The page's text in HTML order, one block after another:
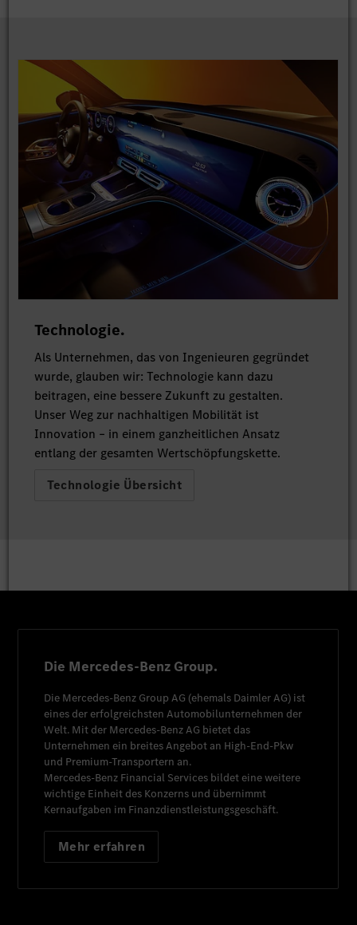
Technologie.
Als Unternehmen, das von Ingenieuren gegründet
wurde, glauben wir: Technologie kann dazu
beitragen, eine bessere Zukunft zu gestalten.
Unser Weg zur nachhaltigen Mobilität ist
Innovation – in einem ganzheitlichen Ansatz
entlang der gesamten Wertschöpfungskette.
Technologie Übersicht
Die Mercedes-Benz Group.
Die Mercedes-Benz Group AG (ehemals Daimler AG) ist
eines der erfolgreichsten Automobilunternehmen der
Welt. Mit der Mercedes-Benz AG bietet das
Unternehmen ein breites Angebot an High-End-Pkw
und Premium-Transportern an.
Mercedes-Benz Financial Services bildet eine weitere
wichtige Einheit des Konzerns und übernimmt
Kernaufgaben im Finanzdienstleistungsgeschäft.
Mehr erfahren